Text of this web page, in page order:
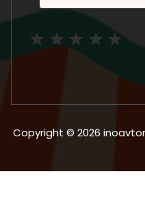
Copyright © 2026